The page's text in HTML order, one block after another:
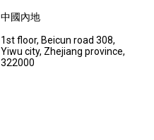
中國內地
1st floor, Beicun road 308,
Yiwu city, Zhejiang province,
322000